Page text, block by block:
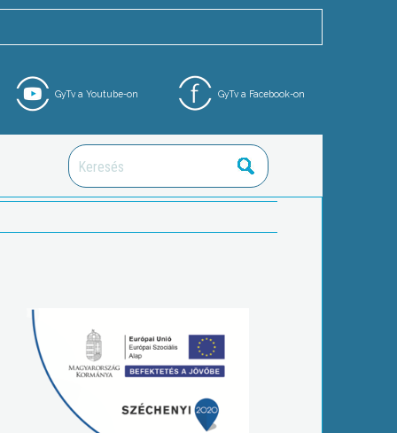
GyTv a Facebook-on
GyTv a Youtube-on